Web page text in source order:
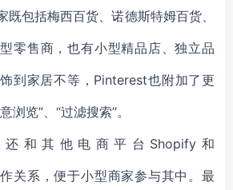
既包括梅西百货、诺德斯特姆百货、
零售商，也有小型精品店、独立品
到家居不等，Pinterest也附加了更
浏览”、“过滤搜索”。
还和其他电商平台Shopify和
关系，便于小型商家参与其中。最